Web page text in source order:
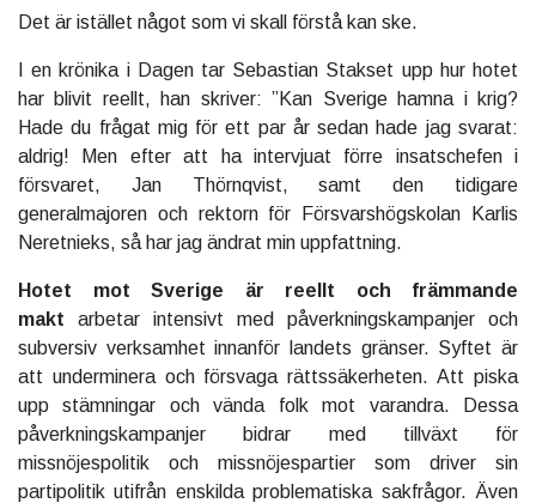
Det är istället något som vi skall förstå kan ske.
I en krönika i Dagen tar Sebastian Stakset upp hur hotet
har blivit reellt, han skriver: ”Kan Sverige hamna i krig?
Hade du frågat mig för ett par år sedan hade jag svarat:
aldrig! Men efter att ha intervjuat förre insatschefen i
försvaret, Jan Thörnqvist, samt den tidigare
generalmajoren och rektorn för Försvarshögskolan Karlis
Neretnieks, så har jag ändrat min uppfattning.
Hotet mot Sverige är reellt och främmande
makt arbetar intensivt med påverkningskampanjer och
subversiv verksamhet innanför landets gränser. Syftet är
att underminera och försvaga rättssäkerheten. Att piska
upp stämningar och vända folk mot varandra. Dessa
påverkningskampanjer bidrar med tillväxt för
missnöjespolitik och missnöjespartier som driver sin
partipolitik utifrån enskilda problematiska sakfrågor. Även